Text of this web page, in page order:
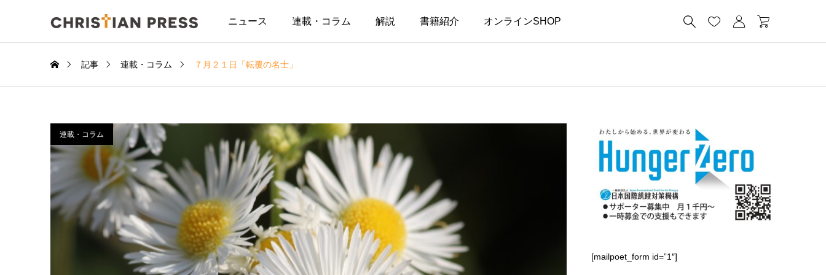
ニュース 連載・コラム 解説 書籍紹介 オンラインSHOP    
記事 連載・コラム ７月２１日「転覆の名士」
連載・コラム
[mailpoet_form id=”1″]